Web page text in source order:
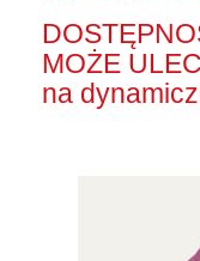
MOŻE
na